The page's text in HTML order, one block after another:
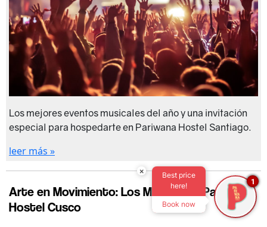
Los mejores eventos musicales del año y una invitación
especial para hospedarte en Pariwana Hostel Santiago.
leer más »
Arte en Movimiento: Los Murales de Pariwana
Hostel Cusco
×
Best price
here!
Book now
1